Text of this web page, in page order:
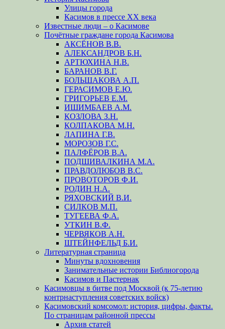
Улицы города
Касимов в прессе XX века
Известные люди – о Касимове
Почётные граждане города Касимова
АКСЁНОВ В.В.
АЛЕКСАНДРОВ Б.Н.
АРТЮХИНА Н.В.
БАРАНОВ В.Г.
БОЛЬШАКОВА А.П.
ГЕРАСИМОВ Е.Ю.
ГРИГОРЬЕВ Е.М.
ИШИМБАЕВ А.М.
КОЗЛОВА З.Н.
КОЛПАКОВА М.Н.
ЛАПИНА Г.В.
МОРОЗОВ Г.С.
ПАЛФЁРОВ В.А.
ПОДШИВАЛКИНА М.А.
ПРАВДОЛЮБОВ В.С.
ПРОВОТОРОВ Ф.И.
РОДИН Н.А.
РЯХОВСКИЙ В.И.
СИЛКОВ М.П.
ТУГЕЕВА Ф.А.
УТКИН В.Ф.
ЧЕРВЯКОВ А.Н.
ШТЕЙНФЕЛЬД Б.И.
Литературная страница
Минуты вдохновения
Занимательные истории Библиогорода
Касимов и Пастернак
Касимовцы в битве под Москвой (к 75-летию
контрнаступления советских войск)
Касимовский комсомол: история, цифры, факты.
По страницам районной прессы
Архив статей